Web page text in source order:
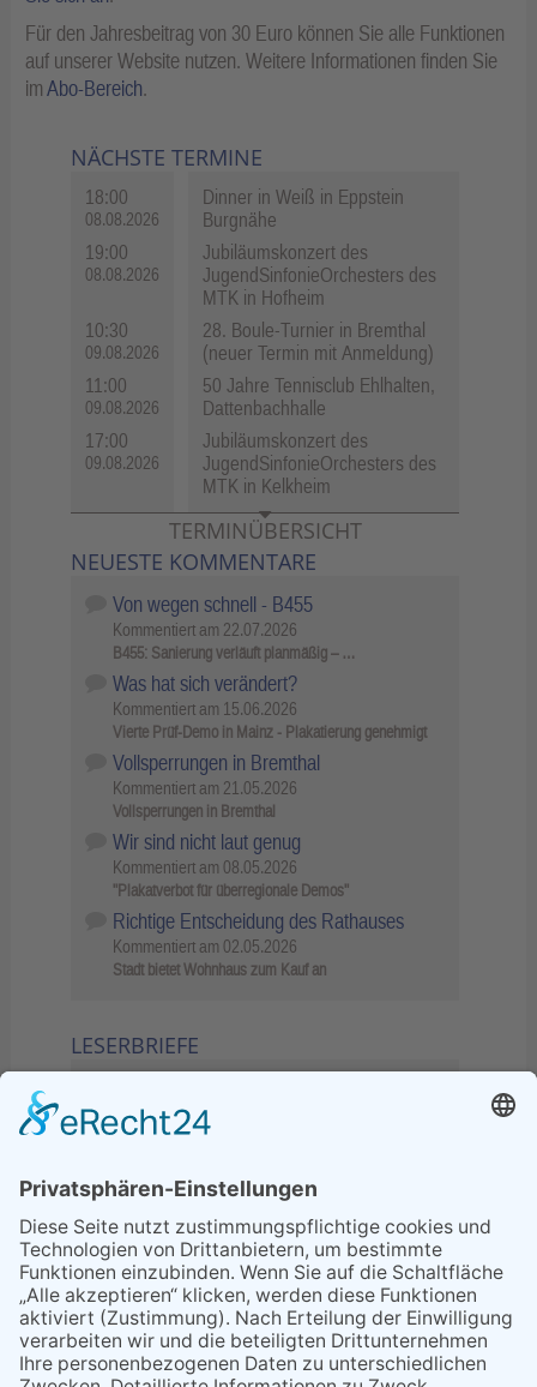
Für den Jahresbeitrag von 30 Euro können Sie alle Funktionen
auf unserer Website nutzen. Weitere Informationen finden Sie
imAbo-Bereich.
NÄCHSTE TERMINE
18:00
08.08.2026
Dinner in Weiß in Eppstein
Burgnähe
19:00
08.08.2026
Jubiläumskonzert des
JugendSinfonieOrchesters des
MTK in Hofheim
10:30
09.08.2026
28. Boule-Turnier in Bremthal
(neuer Termin mit Anmeldung)
11:00
09.08.2026
50 Jahre Tennisclub Ehlhalten,
Dattenbachhalle
17:00
09.08.2026
Jubiläumskonzert des
JugendSinfonieOrchesters des
MTK in Kelkheim
TERMINÜBERSICHT
NEUESTE KOMMENTARE
Von wegen schnell - B455
Kommentiert am 22.07.2026
B455: Sanierung verläuft planmäßig – …
Was hat sich verändert?
Kommentiert am 15.06.2026
Vierte Prüf-Demo in Mainz - Plakatierung genehmigt
Vollsperrungen in Bremthal
Kommentiert am 21.05.2026
Vollsperrungen in Bremthal
Wir sind nicht laut genug
Kommentiert am 08.05.2026
"Plakatverbot für überregionale Demos"
Richtige Entscheidung des Rathauses
Kommentiert am 02.05.2026
Stadt bietet Wohnhaus zum Kauf an
LESERBRIEFE
Sperrung B455: Kleiner
Grenzverkehr statt weite Wege
21.04.2026
Wenn Bahn-Computer nicht
miteinander kommunizieren
11.03.2026
"Plakatverbot für überregionale
Demos"
04.02.2026
Gelbe Tonne – Ein kleiner Blick